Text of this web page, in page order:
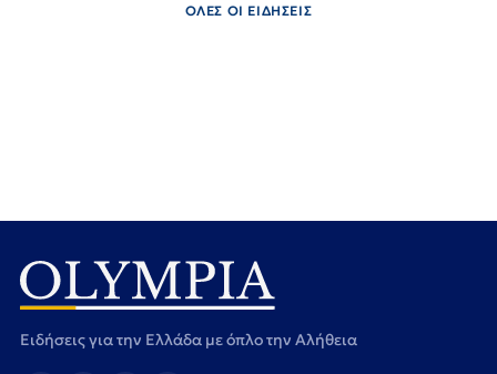
ΟΛΕΣ ΟΙ ΕΙΔΗΣΕΙΣ
Ειδήσεις για την Ελλάδα με όπλο την Αλήθεια